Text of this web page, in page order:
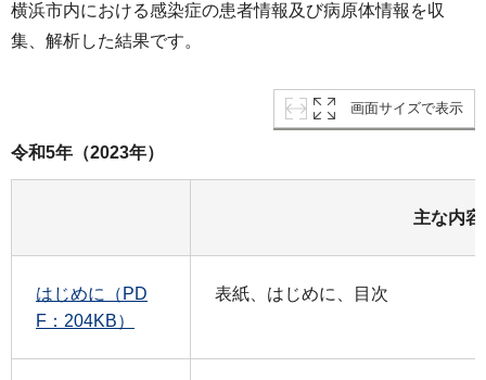
横浜市内における感染症の患者情報及び病原体情報を収
集、解析した結果です。
画面サイズで表示
令和5年（2023年）
主な内容
はじめに（PD
F：204KB）
表紙、はじめに、目次